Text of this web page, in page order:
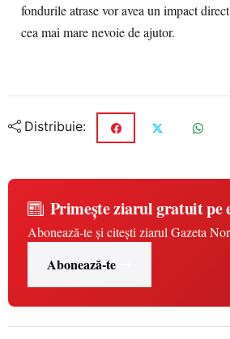
fondurile atrase vor avea un impact
cea mai mare nevoie de ajutor.
Distribuie:
Primește ziarul gratuit pe
Abonează-te și citești ziarul Gazeta
Abonează-te